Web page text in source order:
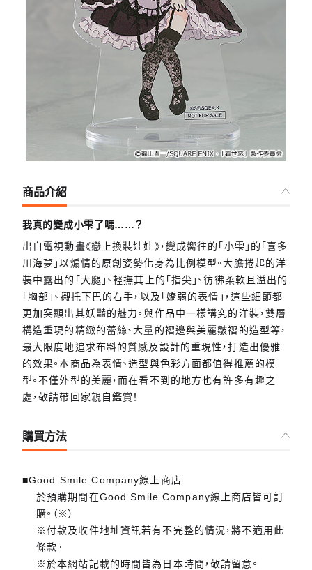
商品介紹
我真的變成小雫了嗎……？
出自電視動畫《戀上換裝娃娃》，變成嚮往的「小雫」的「喜多
川海夢」以煽情的原創姿勢化身為比例模型。大膽捲起的洋
裝中露出的「大腿」、輕撫其上的「指尖」、彷彿柔軟且溢出的
「胸部」、襯托下巴的右手，以及「嬌弱的表情」，這些細節都
更加突顯出其妖豔的魅力。與作品中一樣講究的洋裝，雙層
構造重現的精緻的蕾絲、大量的褶邊與美麗皺褶的造型等，
最大限度地追求布料的質感及設計的重現性，打造出優雅
的效果。本商品為表情、造型與色彩方面都值得推薦的模
型。不僅外型的美麗，而在看不到的地方也有許多有趣之
處，敬請帶回家親自鑑賞！
購買方法
■Good Smile Company線上商店
於預購期間在Good Smile Company線上商店皆可訂
購。（※）
※付款及收件地址資訊若有不完整的情況，將不適用此
條款。
※於本網站記載的時間皆為日本時間，敬請留意。